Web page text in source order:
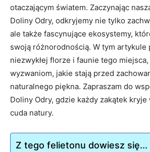
⁣otaczającym światem. Zaczynając
Doliny ⁤Odry, odkryjemy ‌nie tylko
ale ​także fascynujące ⁢ekosystemy,
swoją różnorodnością. W tym artykule‌
niezwykłej florze i faunie tego‍ miejsca,​
wyzwaniom, jakie stają przed
naturalnego⁣ piękna. ⁢Zapraszam do
Doliny Odry, gdzie‌ każdy⁢ zakątek
cuda ‍natury.
Z tego felietonu dowiesz się...